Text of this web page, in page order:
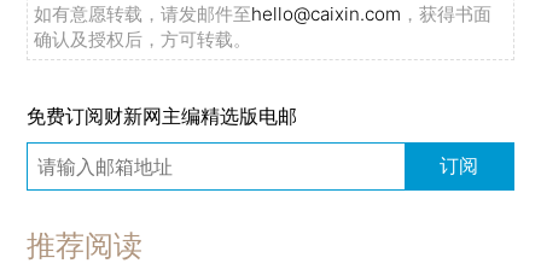
如有意愿转载，请发邮件至hello@caixin.com ，获得书面
确认及授权后，方可转载。
免费订阅财新网主编精选版电邮
订阅
推荐阅读